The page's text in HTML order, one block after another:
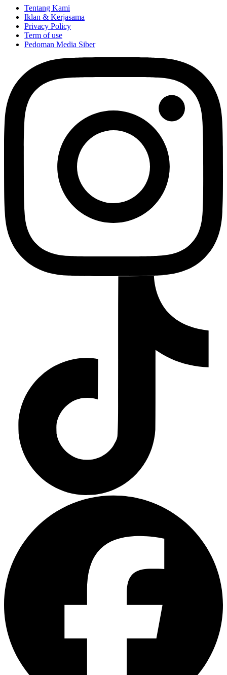
Tentang Kami
Iklan & Kerjasama
Privacy Policy
Term of use
Pedoman Media Siber